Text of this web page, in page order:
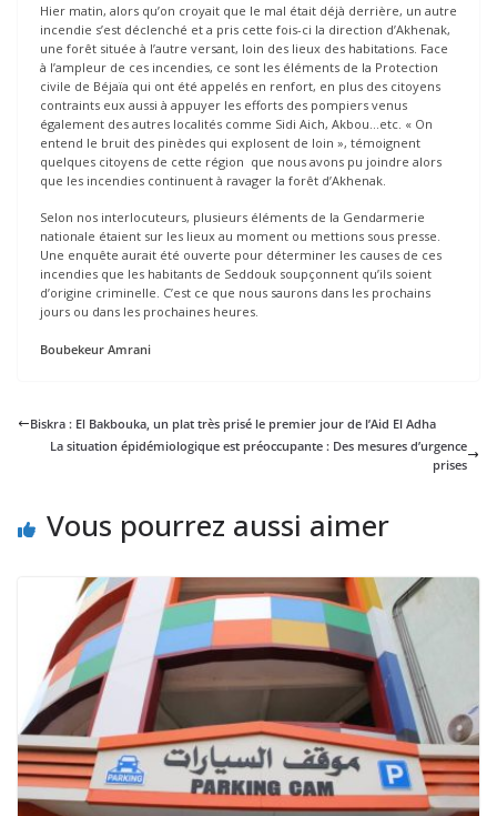
Hier matin, alors qu’on croyait que le mal était déjà derrière, un autre
incendie s’est déclenché et a pris cette fois-ci la direction d’Akhenak,
une forêt située à l’autre versant, loin des lieux des habitations. Face
à l’ampleur de ces incendies, ce sont les éléments de la Protection
civile de Béjaïa qui ont été appelés en renfort, en plus des citoyens
contraints eux aussi à appuyer les efforts des pompiers venus
également des autres localités comme Sidi Aich, Akbou…etc. « On
entend le bruit des pinèdes qui explosent de loin », témoignent
quelques citoyens de cette région que nous avons pu joindre alors
que les incendies continuent à ravager la forêt d’Akhenak.
Selon nos interlocuteurs, plusieurs éléments de la Gendarmerie
nationale étaient sur les lieux au moment ou mettions sous presse.
Une enquête aurait été ouverte pour déterminer les causes de ces
incendies que les habitants de Seddouk soupçonnent qu’ils soient
d’origine criminelle. C’est ce que nous saurons dans les prochains
jours ou dans les prochaines heures.
Boubekeur Amrani
Biskra : El Bakbouka, un plat très prisé le premier jour de l’Aid El Adha
La situation épidémiologique est préoccupante : Des mesures d’urgence
prises
Vous pourrez aussi aimer